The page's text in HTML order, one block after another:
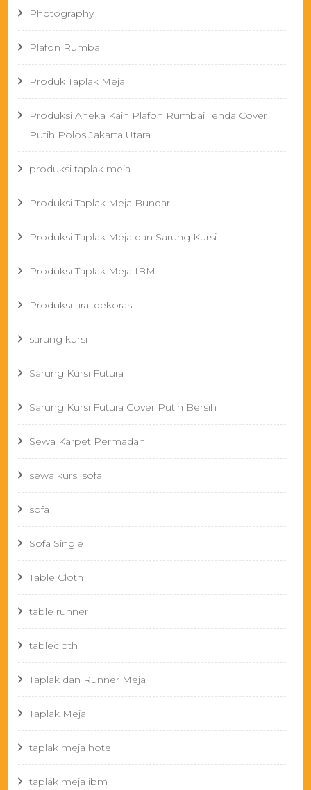
Photography
Plafon Rumbai
Produk Taplak Meja
Produksi Aneka Kain Plafon Rumbai Tenda Cover
Putih Polos Jakarta Utara
produksi taplak meja
Produksi Taplak Meja Bundar
Produksi Taplak Meja dan Sarung Kursi
Produksi Taplak Meja IBM
Produksi tirai dekorasi
sarung kursi
Sarung Kursi Futura
Sarung Kursi Futura Cover Putih Bersih
Sewa Karpet Permadani
sewa kursi sofa
sofa
Sofa Single
Table Cloth
table runner
tablecloth
Taplak dan Runner Meja
Taplak Meja
taplak meja hotel
taplak meja ibm